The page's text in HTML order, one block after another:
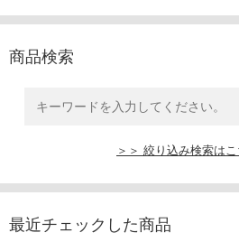
商品検索
＞＞ 絞り込み検索は
最近チェックした商品